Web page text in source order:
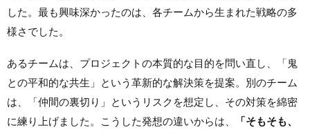
した。最も興味深かったのは、各チームから生まれた戦略の多
様さでした。
あるチームは、プロジェクトの本質的な目的を問い直し、「鬼
との平和的な共生」という革新的な解決策を提案。別のチーム
は、「仲間の裏切り」というリスクを想定し、その対策を綿密
に練り上げました。こうした発想の違いからは、
「そもそも、